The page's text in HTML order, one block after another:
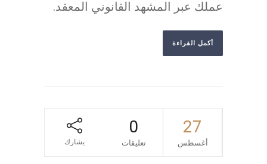
عملك عبر المشهد القانوني المعقد.
أكمل القراءة
27
أغسطس
0
تعليقات يشارك